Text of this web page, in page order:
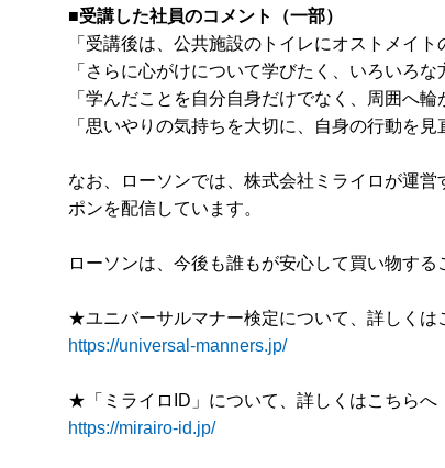
■受講した社員のコメント（一部）
「受講後は、公共施設のトイレにオストメイ
「さらに心がけについて学びたく、いろいろ
「学んだことを自分自身だけでなく、周囲へ
「思いやりの気持ちを大切に、自身の行動を見
なお、ローソンでは、株式会社ミライロが運
ポンを配信しています。
ローソンは、今後も誰もが安心して買い物す
★ユニバーサルマナー検定について、詳しくは
https://universal-manners.jp/
★「ミライロID」について、詳しくはこちらへ
https://mirairo-id.jp/